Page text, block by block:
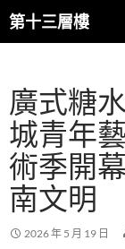
跳
至
內
容
第十三層樓
搜
尋
廣式糖
城青年
術季開
南文明
2026 年 5 月 19 日